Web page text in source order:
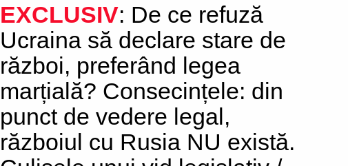
EXCLUSIV: De ce refuză
Ucraina să declare stare de
război, preferând legea
marțială? Consecințele: din
punct de vedere legal,
războiul cu Rusia NU există.